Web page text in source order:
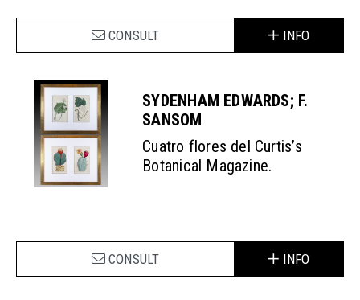
CONSULT INFO
SYDENHAM EDWARDS; F.
SANSOM
Cuatro flores del Curtis’s
Botanical Magazine.
CONSULT INFO